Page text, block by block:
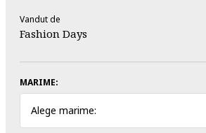
Vandut de
Fashion Days
MARIME:
Alege marime: